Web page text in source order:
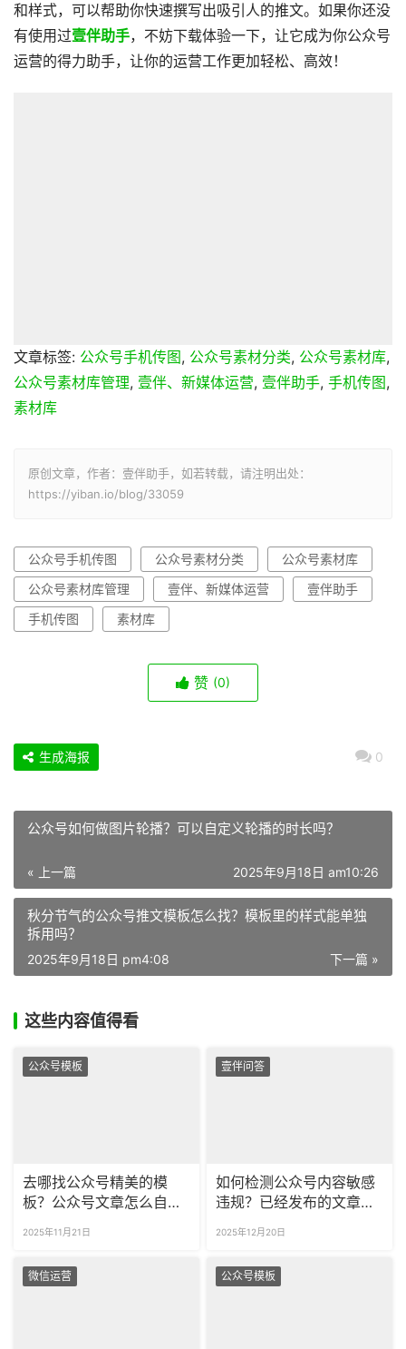
和样式，可以帮助你快速撰写出吸引人的推文。如果你还没
有使用过壹伴助手，不妨下载体验一下，让它成为你公众号
运营的得力助手，让你的运营工作更加轻松、高效！
文章标签: 公众号手机传图 , 公众号素材分类, 公众号素材库,
公众号素材库管理, 壹伴、新媒体运营, 壹伴助手, 手机传图 ,
素材库
原创文章，作者：壹伴助手，如若转载，请注明出处：
https://yiban.io/blog/33059
公众号手机传图 公众号素材分类
公众号素材库
公众号素材库管理
壹伴、新媒体运营
壹伴助手
手机传图
素材库
赞 (0)
0
生成海报
公众号如何做图片轮播？可以自定义轮播的时长吗？
« 上一篇 2025年9月18日 am10:26
秋分节气的公众号推文模板怎么找？模板里的样式能单独
拆用吗？
下一篇 »
2025年9月18日 pm4:08
这些内容值得看
公众号模板
去哪找公众号精美的模
板？公众号文章怎么自动
2025年11月21日
壹伴问答
如何检测公众号内容敏感
违规？已经发布的文章可
2025年12月20日
微信运营 公众号模板